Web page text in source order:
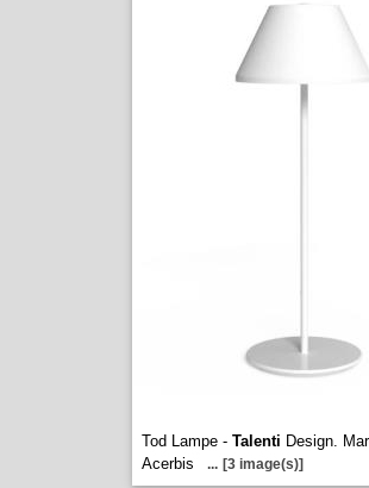
Tod Lampe - Talenti Design.
Acerbis
... [3 image(s)]